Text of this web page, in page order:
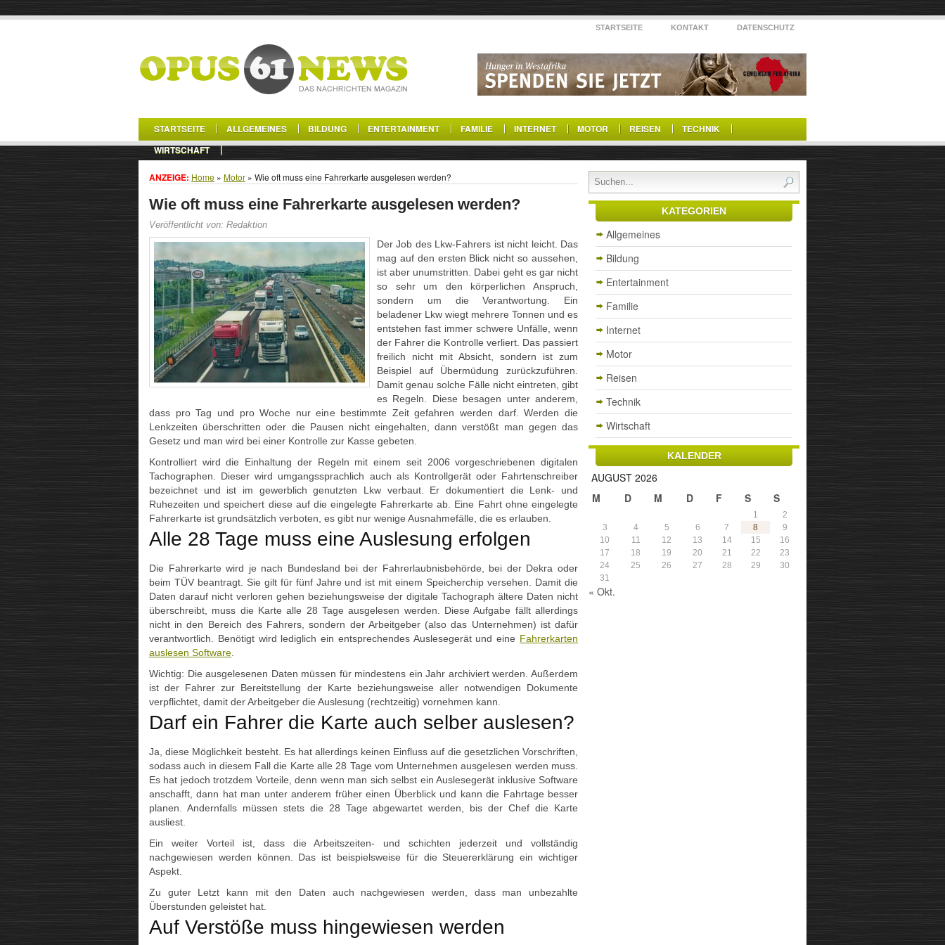
STARTSEITE KONTAKT DATENSCHUTZ
STARTSEITE ALLGEMEINES BILDUNG ENTERTAINMENT FAMILIE INTERNET MOTOR REISEN
TECHNIK
WIRTSCHAFT
ANZEIGE: Home » Motor » Wie oft muss eine Fahrerkarte ausgelesen werden?
Wie oft muss eine Fahrerkarte ausgelesen werden?
Veröffentlicht von: Redaktion
Der Job des Lkw-Fahrers ist nicht leicht. Das
mag auf den ersten Blick nicht so aussehen,
ist aber unumstritten. Dabei geht es gar nicht
so sehr um den körperlichen Anspruch,
sondern um die Verantwortung. Ein
beladener Lkw wiegt mehrere Tonnen und es
entstehen fast immer schwere Unfälle, wenn
der Fahrer die Kontrolle verliert. Das passiert
freilich nicht mit Absicht, sondern ist zum
Beispiel auf Übermüdung zurückzuführen.
Damit genau solche Fälle nicht eintreten, gibt
es Regeln. Diese besagen unter anderem,
dass pro Tag und pro Woche nur eine bestimmte Zeit gefahren werden darf. Werden die
Lenkzeiten überschritten oder die Pausen nicht eingehalten, dann verstößt man gegen das
Gesetz und man wird bei einer Kontrolle zur Kasse gebeten.
Kontrolliert wird die Einhaltung der Regeln mit einem seit 2006 vorgeschriebenen digitalen
Tachographen. Dieser wird umgangssprachlich auch als Kontrollgerät oder Fahrtenschreiber
bezeichnet und ist im gewerblich genutzten Lkw verbaut. Er dokumentiert die Lenk- und
Ruhezeiten und speichert diese auf die eingelegte Fahrerkarte ab. Eine Fahrt ohne eingelegte
Fahrerkarte ist grundsätzlich verboten, es gibt nur wenige Ausnahmefälle, die es erlauben.
Alle 28 Tage muss eine Auslesung erfolgen
Die Fahrerkarte wird je nach Bundesland bei der Fahrerlaubnisbehörde, bei der Dekra oder
beim TÜV beantragt. Sie gilt für fünf Jahre und ist mit einem Speicherchip versehen. Damit die
Daten darauf nicht verloren gehen beziehungsweise der digitale Tachograph ältere Daten nicht
überschreibt, muss die Karte alle 28 Tage ausgelesen werden. Diese Aufgabe fällt allerdings
nicht in den Bereich des Fahrers, sondern der Arbeitgeber (also das Unternehmen) ist dafür
verantwortlich. Benötigt wird lediglich ein entsprechendes Auslesegerät und eine Fahrerkarten
auslesen Software
Wichtig: Die ausgelesenen Daten müssen für mindestens ein Jahr archiviert werden. Außerdem
ist der Fahrer zur Bereitstellung der Karte beziehungsweise aller notwendigen Dokumente
verpflichtet, damit der Arbeitgeber die Auslesung (rechtzeitig) vornehmen kann.
Darf ein Fahrer die Karte auch selber auslesen?
Ja, diese Möglichkeit besteht. Es hat allerdings keinen Einfluss auf die gesetzlichen Vorschriften,
sodass auch in diesem Fall die Karte alle 28 Tage vom Unternehmen ausgelesen werden muss.
Es hat jedoch trotzdem Vorteile, denn wenn man sich selbst ein Auslesegerät inklusive Software
anschafft, dann hat man unter anderem früher einen Überblick und kann die Fahrtage besser
planen. Andernfalls müssen stets die 28 Tage abgewartet werden, bis der Chef die Karte
ausliest.
Ein weiter Vorteil ist, dass die Arbeitszeiten- und schichten jederzeit und vollständig
nachgewiesen werden können. Das ist beispielsweise für die Steuererklärung ein wichtiger
Aspekt.
Zu guter Letzt kann mit den Daten auch nachgewiesen werden, dass man unbezahlte
Überstunden geleistet hat.
Auf Verstöße muss hingewiesen werden
KATEGORIEN
Allgemeines
Bildung
Entertainment
Familie
Internet
Motor
Reisen
Technik
Wirtschaft
KALENDER
AUGUST 2026
M
D M D F S S
1
2
3
4 5 6 7 8
9
10
11 12 13 14 15
16
17
18 19 20 21 22
23
24
25 26 27 28 29
30
31
« Okt.